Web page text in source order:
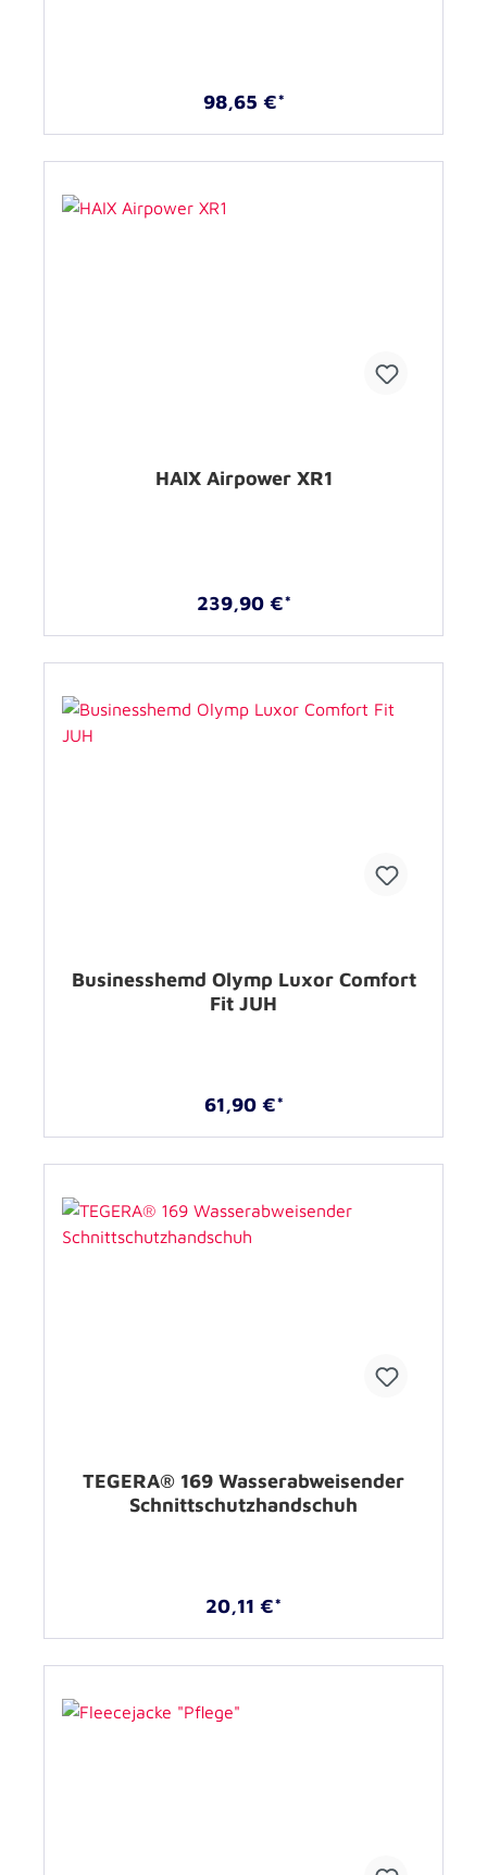
98,65 €*
HAIX Airpower XR1
239,90 €*
Businesshemd Olymp Luxor Comfort
Fit JUH
61,90 €*
TEGERA® 169 Wasserabweisender
Schnittschutzhandschuh
20,11 €*